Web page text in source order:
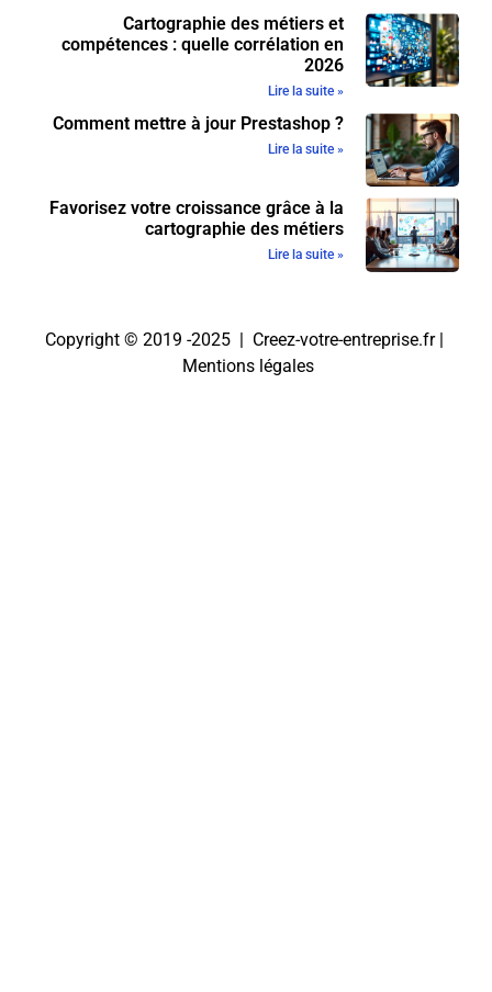
Cartographie des métiers et
compétences : quelle corrélation en
2026
Lire la suite »
Comment mettre à jour Prestashop ?
Lire la suite »
Favorisez votre croissance grâce à la
cartographie des métiers
Lire la suite »
Copyright © 2019 -2025 | Creez-votre-entreprise.fr |
Mentions légales